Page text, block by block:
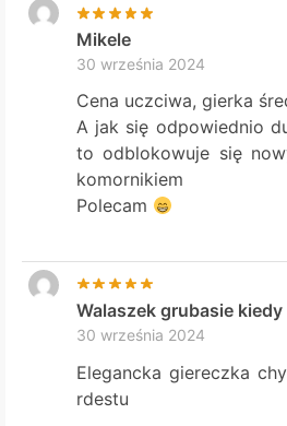
Mikele
30 września 2024
Cena uczciwa, gierka
A jak się odpowiednio
to odblokowuje się
komornikiem
Polecam
Walaszek grubasie
30 września 2024
Elegancka giereczka
rdestu